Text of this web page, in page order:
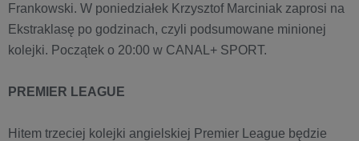
Frankowski. W poniedziałek Krzysztof Marciniak zaprosi na
Ekstraklasę po godzinach, czyli podsumowane minionej
kolejki. Początek o 20:00 w CANAL+ SPORT.
PREMIER LEAGUE
Hitem trzeciej kolejki angielskiej Premier League będzie